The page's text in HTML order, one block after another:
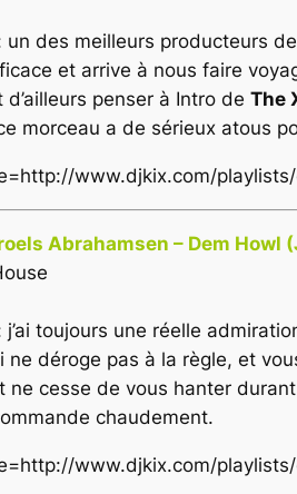
un des meilleurs producteurs
et arrive à nous faire
penser à Intro de The
morceau a de sérieux atous
www.djkix.com/playlists/
Abrahamsen – Dem Howl
j’ai toujours une réelle
ne déroge pas à la règle, et
ne cesse de vous hanter
chaudement.
www.djkix.com/playlists/